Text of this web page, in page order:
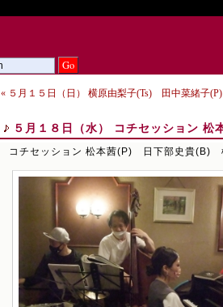
« ５月１５日（日） 横原由梨子(Ts) 田中菜緒子
５月１８日（水） コチセッション
コチセッション 松本茜(P) 日下部史貴(B)